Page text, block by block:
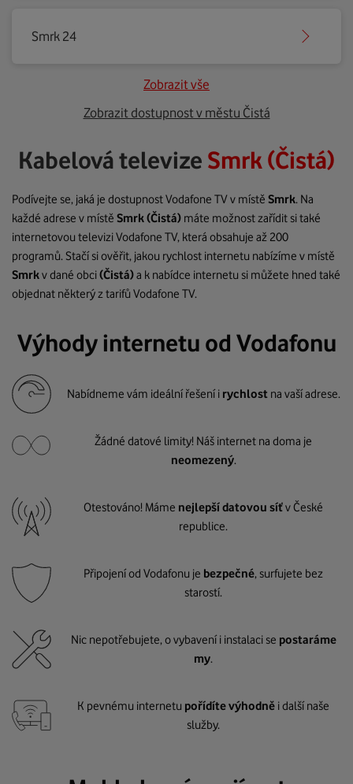
Smrk 24
Zobrazit vše
Zobrazit dostupnost v městu Čistá
Kabelová televize Smrk (Čistá)
Podívejte se, jaká je dostupnost Vodafone TV v místě Smrk. Na
každé adrese v místě Smrk(Čistá) máte možnost zařídit si také
internetovou televizi Vodafone TV, která obsahuje až 200
programů. Stačí si ověřit, jakou rychlost internetu nabízíme v místě
Smrkv dané obci(Čistá)a k nabídce internetu si můžete hned také
objednat některý z tarifů Vodafone TV.
Výhody internetu od Vodafonu
Nabídneme vám ideální řešení i rychlost na vaší adrese.
Žádné datové limity! Náš internet na doma je
neomezený.
Otestováno! Máme nejlepší datovou síťv České
republice.
Připojení od Vodafonu je bezpečné, surfujete bez
starostí.
Nic nepotřebujete, o vybavení i instalaci se postaráme
my.
K pevnému internetu pořídíte výhodně i další naše
služby.